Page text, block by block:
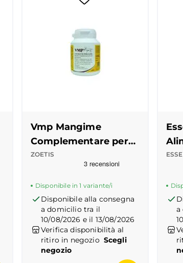
center
Vmp Mangime
Complementare per
Cani
ZOETIS
Recensioni Truspilot del prodotto
Disponibile in 1 variante/i
Disponibile alla consegna
a domicilio tra il
10/08/2026 e il 13/08/2026
Verifica disponibilità al
ritiro in negozio Scegli
negozio
a